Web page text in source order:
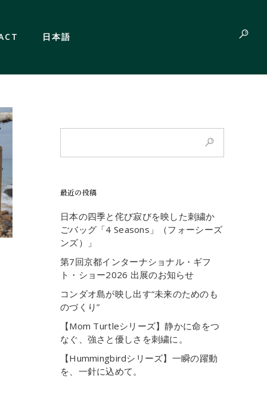
日本語
最近の投稿
日本の四季と侘び寂びを映した刺繍か
ごバッグ「4 Seasons」（フォーシーズ
ンズ）」
第7回京都インターナショナル・ギフ
ト・ショー2026 出展のお知らせ
コンダオ島が映し出す“未来のためのも
のづくり”
【Mom Turtleシリーズ】静かに命をつ
なぐ、強さと優しさを刺繍に。
【Hummingbirdシリーズ】一瞬の躍動
を、一針に込めて。